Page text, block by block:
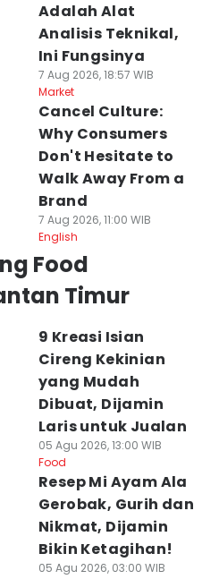
Adalah Alat
Analisis Teknikal,
Ini Fungsinya
7 Aug 2026, 18:57 WIB
Market
Cancel Culture:
Why Consumers
Don't Hesitate to
Walk Away From a
Brand
7 Aug 2026, 11:00 WIB
English
Food
Timur
9 Kreasi Isian
Cireng Kekinian
yang Mudah
Dibuat, Dijamin
Laris untuk Jualan
05 Agu 2026, 13:00 WIB
Food
Resep Mi Ayam Ala
Gerobak, Gurih dan
Nikmat, Dijamin
Bikin Ketagihan!
05 Agu 2026, 03:00 WIB